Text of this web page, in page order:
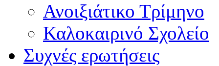
Ανοιξιάτικο Τρίμηνο
Καλοκαιρινό Σχολείο
Συχνές ερωτήσεις